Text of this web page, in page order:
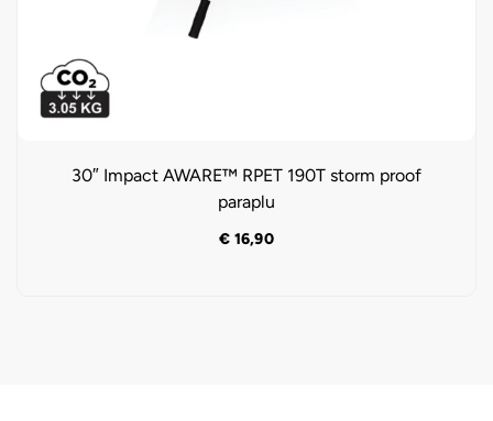
30″ Impact AWARE™ RPET 190T storm proof
paraplu
€ 16,90